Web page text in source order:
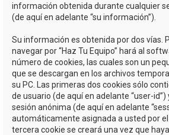
información obtenida durante cualquier
(de aquí en adelante “su información”).
Su información es obtenida por dos vías.
navegar por “Haz Tu Equipo” hará al
número de cookies, las cuales son un
que se descargan en los archivos
su PC. Las primeras dos cookies sólo
de usuario (de aquí en adelante “user-
sesión anónima (de aquí en adelante
automáticamente asignada a usted por
tercera cookie se creará una vez que